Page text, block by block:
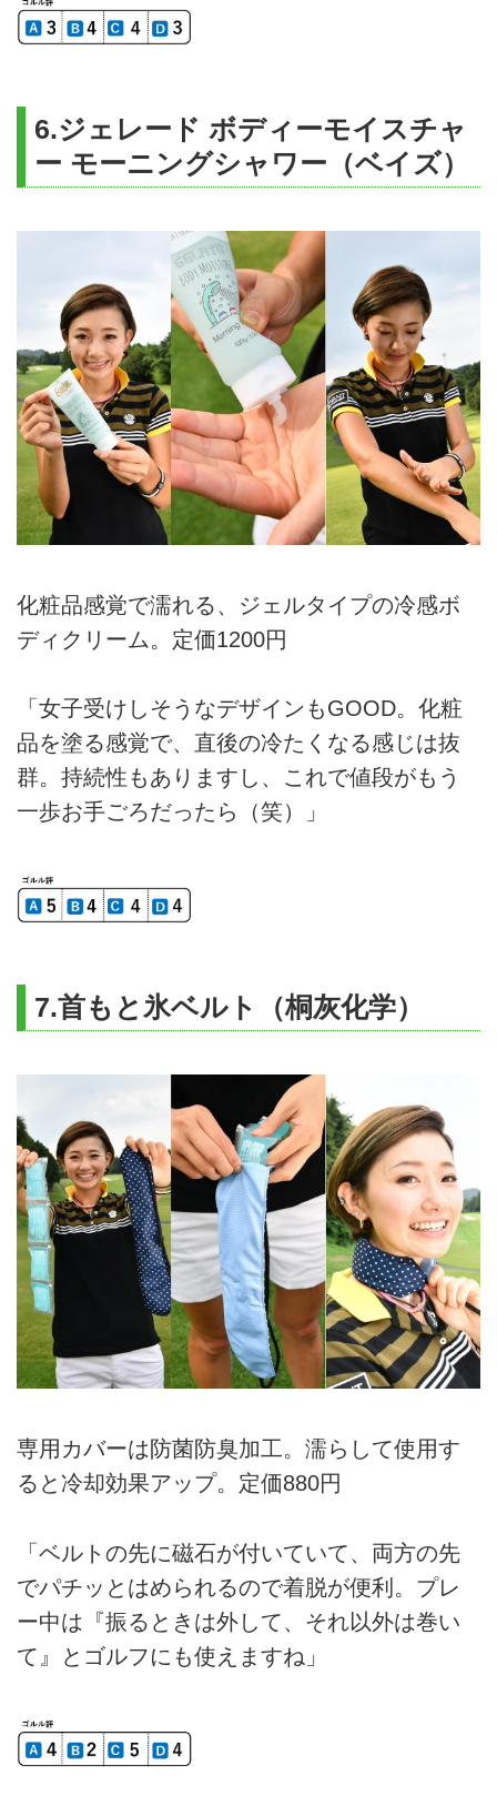
6.ジェレード ボディーモイスチャ
ー モーニングシャワー（ベイズ）
化粧品感覚で濡れる、ジェルタイプの冷感ボ
ディクリーム。定価1200円
「女子受けしそうなデザインもGOOD。化粧
品を塗る感覚で、直後の冷たくなる感じは抜
群。持続性もありますし、これで値段がもう
一歩お手ごろだったら（笑）」
7.首もと氷ベルト（桐灰化学）
専用カバーは防菌防臭加工。濡らして使用す
ると冷却効果アップ。定価880円
「ベルトの先に磁石が付いていて、両方の先
でパチッとはめられるので着脱が便利。プレ
ー中は『振るときは外して、それ以外は巻い
て』とゴルフにも使えますね」